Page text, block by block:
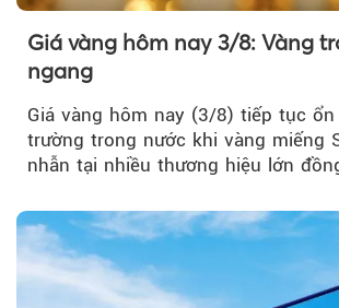
Giá vàng hôm nay 3/8: Vàng
ngang
Giá vàng hôm nay (3/8) tiếp tục
trường trong nước khi vàng miếng
nhẫn tại nhiều thương hiệu lớn